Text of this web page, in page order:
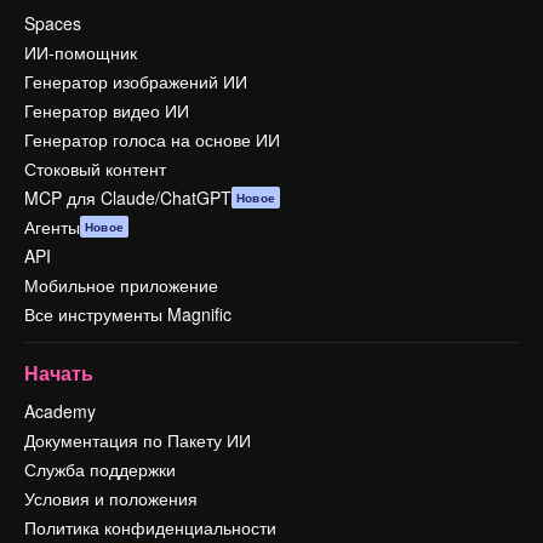
Spaces
ИИ-помощник
Генератор изображений ИИ
Генератор видео ИИ
Генератор голоса на основе ИИ
Стоковый контент
MCP для Claude/ChatGPT Новое
Агенты Новое
API
Мобильное приложение
Все инструменты Magnific
Начать
Academy
Документация по Пакету ИИ
Служба поддержки
Условия и положения
Политика конфиденциальности